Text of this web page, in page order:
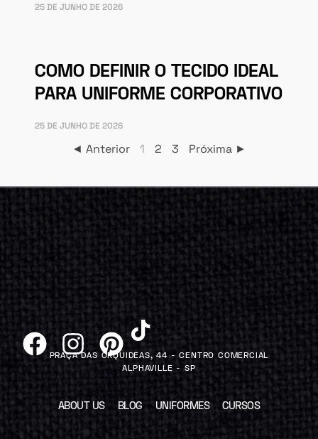
25 DE JUNHO DE 2026
COMO DEFINIR O TECIDO IDEAL
PARA UNIFORME CORPORATIVO
25 DE JUNHO DE 2026
◄ Anterior 1 2 3 Próxima ►
PRAÇA DAS ORQUIDEAS, 44 - CENTRO COMERCIAL
ALPHAVILLE - SP
ABOUT US BLOG UNIFORMES CURSOS